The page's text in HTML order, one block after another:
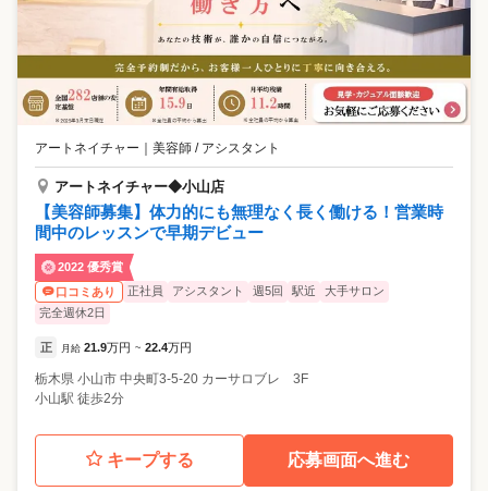
アートネイチャー 美容師 / アシスタント
アートネイチャー◆小山店
【美容師募集】体力的にも無理なく長く働ける！営業時
間中のレッスンで早期デビュー
2022 優秀賞
口コミあり
正社員 アシスタント 週5回 駅近
大手サロン
完全週休2日
正 月給 21.9万円 ~ 22.4万円
栃木県 小山市 中央町3-5-20 カーサロブレ 3F
小山駅 徒歩2分
キープする 応募画面へ進む